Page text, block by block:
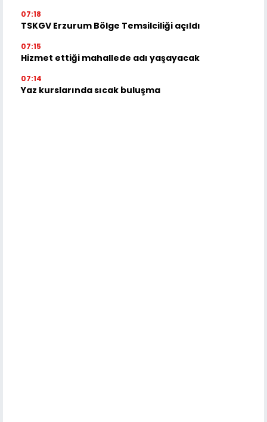
07:18
TSKGV Erzurum Bölge Temsilciliği açıldı
07:15
Hizmet ettiği mahallede adı yaşayacak
07:14
Yaz kurslarında sıcak buluşma